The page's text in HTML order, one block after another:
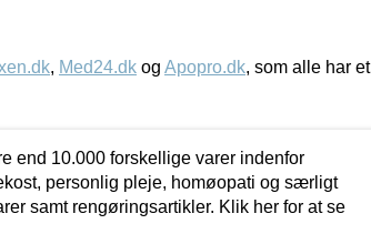
, Med24.dk og Apopro.dk, som alle har et
end 10.000 forskellige varer indenfor
personlig pleje, homøopati og særligt
samt rengøringsartikler. Klik her for at se